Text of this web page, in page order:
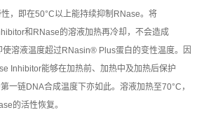
，即在50°C以上能持续抑制RNase。将
和RNase的溶液加热再冷却，不会造成
溶液温度超过RNasin® Plus蛋白的变性温度。因
Inhibitor能够在加热前、加热中及加热后保护
一链DNA合成温度下亦如此。溶液加热至70°C，
的活性恢复。